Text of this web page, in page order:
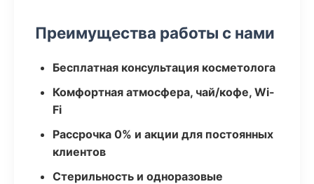
Преимущества работы с нами
Бесплатная консультация косметолога
Комфортная атмосфера, чай/кофе, Wi-
Fi
Рассрочка 0% и акции для постоянных
клиентов
Стерильность и одноразовые